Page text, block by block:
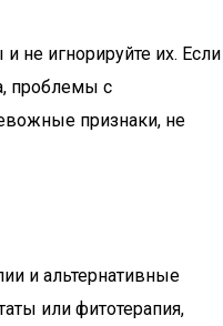
не игнорируйте их. Если
проблемы с
признаки, не
и альтернативные
или фитотерапия,